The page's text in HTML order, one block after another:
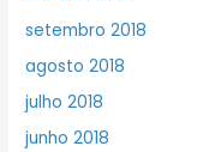
setembro 2018
agosto 2018
julho 2018
junho 2018